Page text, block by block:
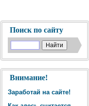
Поиск по сайту
Внимание!
Заработай на сайте!